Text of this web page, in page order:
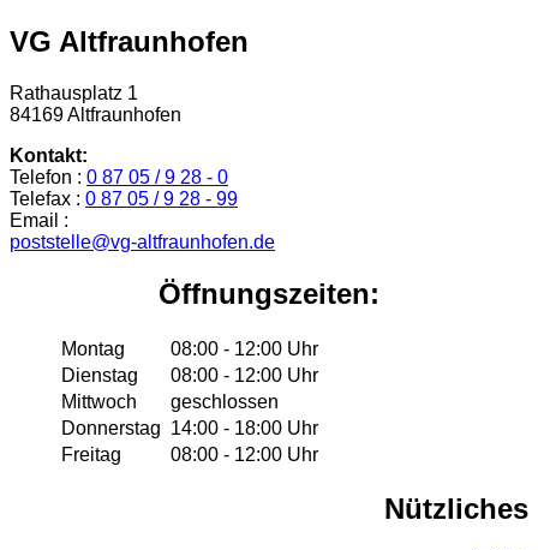
VG Altfraunhofen
Rathausplatz 1
84169 Altfraunhofen
Kontakt:
Telefon : 0 87 05 / 9 28 - 0
Telefax : 0 87 05 / 9 28 - 99
Email :
poststelle@vg-altfraunhofen.de
Öffnungszeiten:
Montag
08:00 - 12:00 Uhr
Dienstag
08:00 - 12:00 Uhr
Mittwoch
geschlossen
Donnerstag 14:00 - 18:00 Uhr
Freitag
08:00 - 12:00 Uhr
Nützliches